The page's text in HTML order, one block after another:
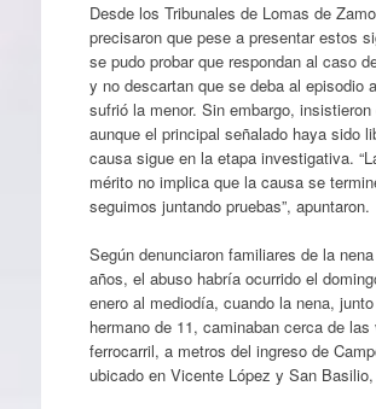
Desde los Tribunales de Lomas de
precisaron que pese a presentar estos
se pudo probar que respondan al caso
y no descartan que se deba al episodio
sufrió la menor. Sin embargo, insistieron
aunque el principal señalado haya sido
causa sigue en la etapa investigativa.
mérito no implica que la causa se
seguimos juntando pruebas”, apuntaron.
Según denunciaron familiares de la
años, el abuso habría ocurrido el
enero al mediodía, cuando la nena,
hermano de 11, caminaban cerca de
ferrocarril, a metros del ingreso de
ubicado en Vicente López y San Basilio,